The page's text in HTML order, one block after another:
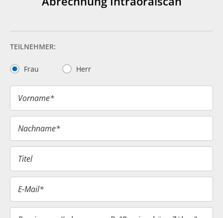
TEILNEHMER:
Frau Herr
Vorname*
Nachname*
Titel
E-Mail*